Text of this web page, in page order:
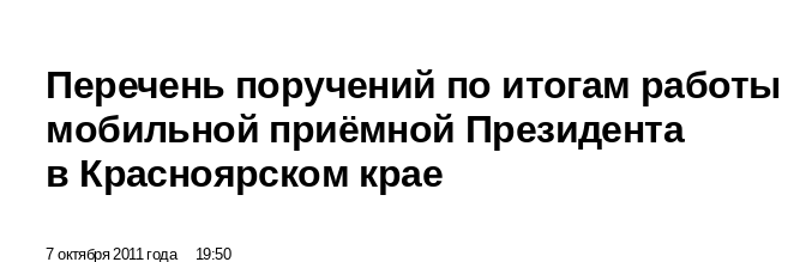
Перечень поручений по итогам работы
мобильной приёмной Президента
в Красноярском крае
7 октября 2011 года 19:50